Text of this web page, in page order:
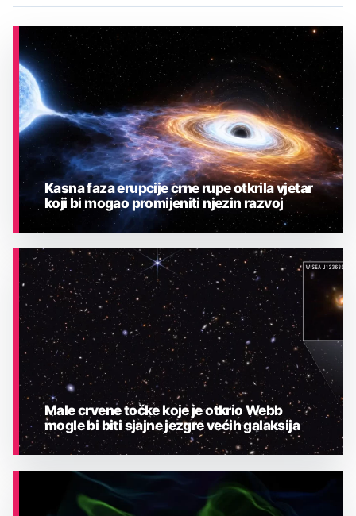
ASTRONOMIJA
Kasna faza erupcije crne rupe otkrila vjetar
koji bi mogao promijeniti njezin razvoj
ASTRONOMIJA
Male crvene točke koje je otkrio Webb
mogle bi biti sjajne jezgre većih galaksija